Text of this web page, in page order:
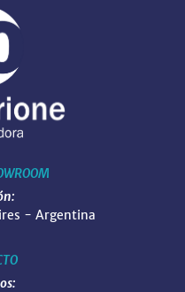
- Argentina